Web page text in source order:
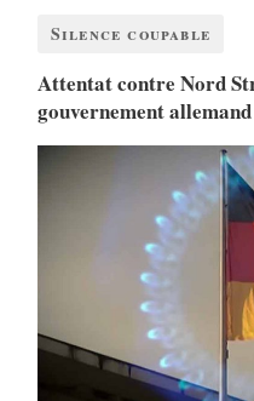
Silence coupable
Attentat contre Nord
gouvernement allemand